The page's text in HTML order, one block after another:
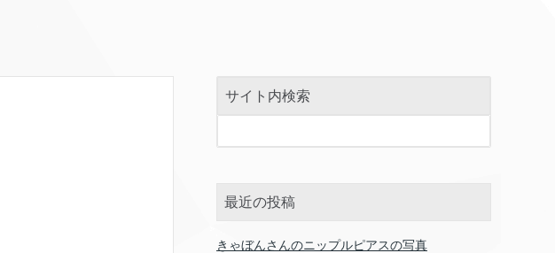
サイト内検索
最近の投稿
きゃぼんさんのニップルピアスの写真